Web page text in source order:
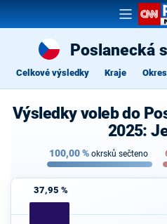
Poslanecká
Celkové výsledky Kraje
Výsledky voleb do
2025:
100,00% okrsků sečteno
37,95 %